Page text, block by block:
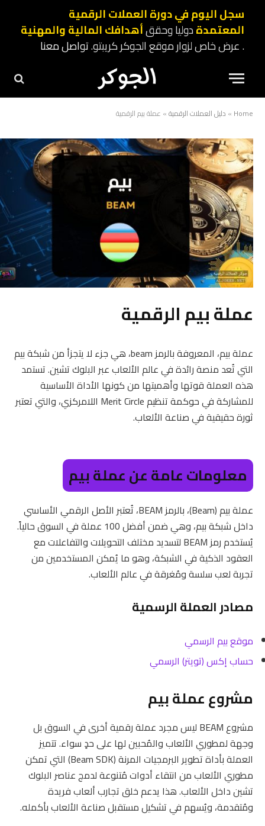
سجل اليوم في دورة العملات الرقمية
المعتمدةدوليا وحققأهدافك المالية والمهنية
. عرض خاص لزوار موقع الجوكر كريبتو.تواصل معنا
Home
» دليل العملات الرقمية» عملة بيم الرقمية
عملة بيم الرقمية
عملة بيم، المعروفة بالرمز beam، هي جزء لا يتجزأ من شبكة بيم
التي تُعد منصة رائدة في عالم الألعاب عبر البلوك تشين. تستمد
هذه العملة قوتها وأهميتها من كونها الأداة الأساسية
للمشاركة في حوكمة تنظيم Merit Circle اللامركزي، والتي تعتبر
ثورة حقيقية في صناعة الألعاب.
معلومات عامة عن عملة بيم
عملة بيم (Beam)، بالرمز BEAM، تُعتبر الأصل الرقمي الأساسي
داخل شبكة بيم، وهي ضمن أفضل 100 عملة في السوق حالياً.
يُستخدم رمز BEAM لتسديد مختلف التحويلات والتفاعلات مع
العقود الذكية في الشبكة، وهو ما يُمكن المستخدمين من
تجربة لعب سلسة ومُغرقة في عالم الألعاب.
مصادر العملة الرسمية
موقع بيم الرسمي
حساب إكس (تويتر) الرسمي
مشروع عملة بيم
مشروع BEAM ليس مجرد عملة رقمية أخرى في السوق بل
وجهة لمطوري الألعاب والمُحبين لها على حدٍ سواء. تتميز
العملة بأداة تطوير البرمجيات المرنة (Beam SDK) التي تمكن
مطوري الألعاب من انتقاء أدوات مُتنوعة لدمج عناصر البلوك
تشين داخل الألعاب. هذا يدعم خلق تجارب ألعاب فريدة
ومُتقدمة، ويُسهم في تشكيل مستقبل صناعة الألعاب بأكمله.